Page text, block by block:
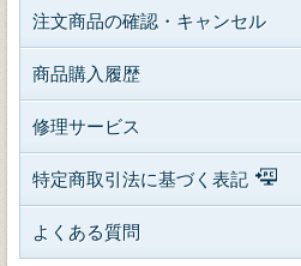
注文商品の確認・キャンセル
商品購入履歴
修理サービス
特定商取引法に基づく表記
よくある質問